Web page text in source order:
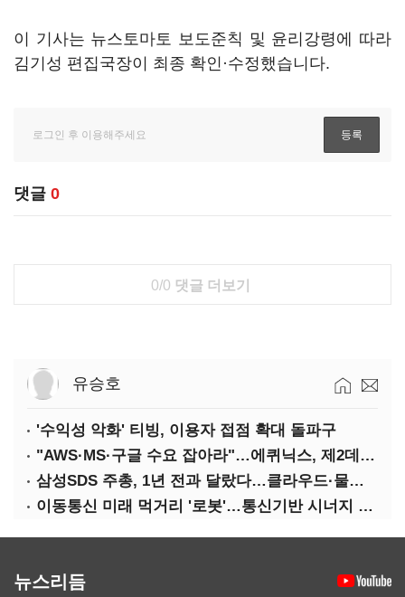
이 기사는 뉴스토마토 보도준칙 및 윤리강령에 따라
김기성 편집국장이 최종 확인·수정했습니다.
댓글 0
0/0 댓글 더보기
유승호
'수익성 악화' 티빙, 이용자 접점 확대 돌파구
"AWS·MS·구글 수요 잡아라"…에퀴닉스, 제2데이터센터 건립 속도
삼성SDS 주총, 1년 전과 달랐다…클라우드·물류에 '올인'
이동통신 미래 먹거리 '로봇'…통신기반 시너지 기대
뉴스리듬